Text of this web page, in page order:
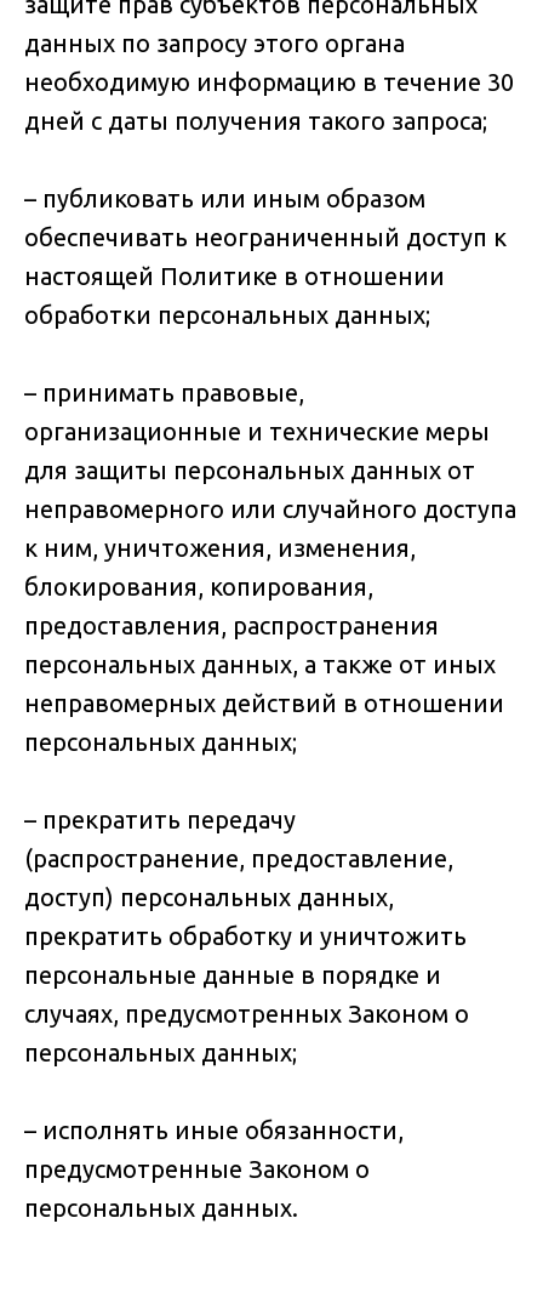
данных по запросу этого органа
необходимую информацию в течение 30
дней с даты получения такого запроса;
– публиковать или иным образом
обеспечивать неограниченный доступ к
настоящей Политике в отношении
обработки персональных данных;
– принимать правовые,
организационные и технические меры
для защиты персональных данных от
неправомерного или случайного доступа
к ним, уничтожения, изменения,
блокирования, копирования,
предоставления, распространения
персональных данных, а также от иных
неправомерных действий в отношении
персональных данных;
– прекратить передачу
(распространение, предоставление,
доступ) персональных данных,
прекратить обработку и уничтожить
персональные данные в порядке и
случаях, предусмотренных Законом о
персональных данных;
– исполнять иные обязанности,
предусмотренные Законом о
персональных данных.